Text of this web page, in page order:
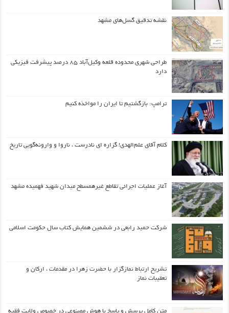
نقشه تدقیق گسل‌های مشهد
طراحی شهری محدوده قلعه وکیل‌آباد ۸۵ درصد پیشرفت فیزیکی
دارد
ترامپ: بازگشتیم تا ایران را مواخذه کنیم
کلام آقای علم‌الهدی! گزاره ای نادرست ، ناروا و وارونه‌گویی تاریخ
آغاز عملیات اجرائی تقاطع غیرهمسطح میدان شهید فهمیده مشهد
شرکت حمید رابعی در ششمین همایش کتاب سال حکومت اسلامی
تشریح ارتباط نمازگزار با حضرت زهرا در مقدمات ، ارکان و
تعقیبات نماز
متن کامل پرسش و پاسخ با هوش مصنوعی در خصوص ولایت فقیه